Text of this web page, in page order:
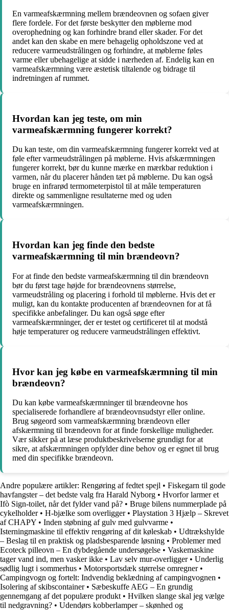
En varmeafskærmning mellem brændeovnen og sofaen giver
flere fordele. For det første beskytter den møblerne mod
overophedning og kan forhindre brand eller skader. For det
andet kan den skabe en mere behagelig opholdszone ved at
reducere varmeudstrålingen og forhindre, at møblerne føles
varme eller ubehagelige at sidde i nærheden af. Endelig kan en
varmeafskærmning være æstetisk tiltalende og bidrage til
indretningen af rummet.
Hvordan kan jeg teste, om min
varmeafskærmning fungerer korrekt?
Du kan teste, om din varmeafskærmning fungerer korrekt ved at
føle efter varmeudstrålingen på møblerne. Hvis afskærmningen
fungerer korrekt, bør du kunne mærke en mærkbar reduktion i
varmen, når du placerer hånden tæt på møblerne. Du kan også
bruge en infrarød termometerpistol til at måle temperaturen
direkte og sammenligne resultaterne med og uden
varmeafskærmningen.
Hvordan kan jeg finde den bedste
varmeafskærmning til min brændeovn?
For at finde den bedste varmeafskærmning til din brændeovn
bør du først tage højde for brændeovnens størrelse,
varmeudstråling og placering i forhold til møblerne. Hvis det er
muligt, kan du kontakte producenten af brændeovnen for at få
specifikke anbefalinger. Du kan også søge efter
varmeafskærmninger, der er testet og certificeret til at modstå
høje temperaturer og reducere varmeudstrålingen effektivt.
Hvor kan jeg købe en varmeafskærmning til min
brændeovn?
Du kan købe varmeafskærmninger til brændeovne hos
specialiserede forhandlere af brændeovnsudstyr eller online.
Brug søgeord som varmeafskærmning brændeovn eller
afskærmning til brændeovn for at finde forskellige muligheder.
Vær sikker på at læse produktbeskrivelserne grundigt for at
sikre, at afskærmningen opfylder dine behov og er egnet til brug
med din specifikke brændeovn.
Andre populære artikler: Rengøring af fedtet spejl • Fiskegarn til gode
havfangster – det bedste valg fra Harald Nyborg • Hvorfor larmer et
Ifò Sign-toilet, når det fylder vand på? • Bruge bilens nummerplade på
cykelholder• H-bjælke som overligger• Playstation 3 Hjælp – Skrevet
af CHAPY • Inden støbning af gulv med gulvvarme •
Isterningmaskine til effektiv rengøring af dit køleskab • Udtrækshylde
– Beslag til en praktisk og pladsbesparende løsning • Problemer med
Ecoteck pilleovn – En dybdegående undersøgelse • Vaskemaskine
tager vand ind, men vasker ikke • Lav selv mur-overligger• Underlig
sødlig lugt i sommerhus • Motorsportsdæk størrelse omregner•
Campingvogn og fortelt: Indvendig beklædning af campingvognen •
Isolering af skibscontainer • Sæbeskuffe AEG – En grundig
gennemgang af det populære produkt • Hvilken slange skal jeg vælge
til nedgravning? • Udendørs kobberlamper – skønhed og